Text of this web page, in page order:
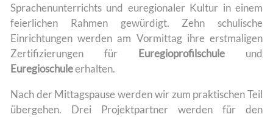
Sprachenunterrichts und euregionaler Kultur in einem
feierlichen Rahmen gewürdigt. Zehn schulische
Einrichtungen werden am Vormittag ihre erstmaligen
Zertifizierungen für Euregioprofilschule und
Euregioschuleerhalten.
Nach der Mittagspause werden wir zum praktischen Teil
übergehen. Drei Projektpartner werden für den